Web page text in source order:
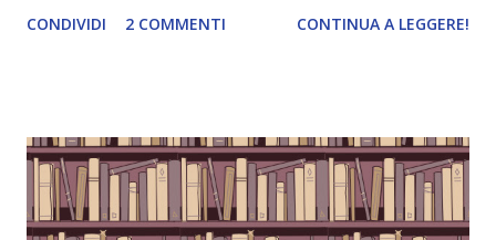
e anche un breve commento sui libri singoli. I libri sono in
grande (Devil's Night 1#) Autrice : Penelope Douglas
Pagine: 448 Editore: Newton Compton Editori
Pubblicazione: 10 Gennaio 2023 Traduttore: Laura Lancini
CONDIVIDI 2 COMMENTI CONTINUA A LEGGERE!